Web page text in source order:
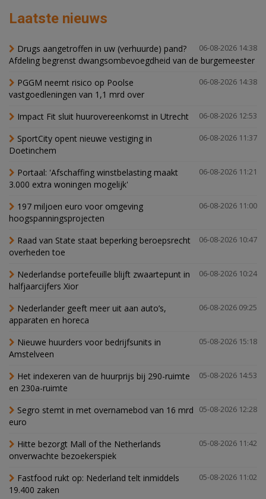
Laatste nieuws
06-08-2026 14:38
Drugs aangetroffen in uw (verhuurde) pand?
Afdeling begrenst dwangsombevoegdheid van de burgemeester
06-08-2026 14:38
PGGM neemt risico op Poolse
vastgoedleningen van 1,1 mrd over
06-08-2026 12:53
Impact Fit sluit huurovereenkomst in Utrecht
06-08-2026 11:37
SportCity opent nieuwe vestiging in
Doetinchem
06-08-2026 11:21
Portaal: 'Afschaffing winstbelasting maakt
3.000 extra woningen mogelijk'
06-08-2026 11:00
197 miljoen euro voor omgeving
hoogspanningsprojecten
06-08-2026 10:47
Raad van State staat beperking beroepsrecht
overheden toe
06-08-2026 10:24
Nederlandse portefeuille blijft zwaartepunt in
halfjaarcijfers Xior
06-08-2026 09:25
Nederlander geeft meer uit aan auto’s,
apparaten en horeca
05-08-2026 15:18
Nieuwe huurders voor bedrijfsunits in
Amstelveen
05-08-2026 14:53
Het indexeren van de huurprijs bij 290-ruimte
en 230a-ruimte
05-08-2026 12:28
Segro stemt in met overnamebod van 16 mrd
euro
05-08-2026 11:42
Hitte bezorgt Mall of the Netherlands
onverwachte bezoekerspiek
05-08-2026 11:02
Fastfood rukt op: Nederland telt inmiddels
19.400 zaken